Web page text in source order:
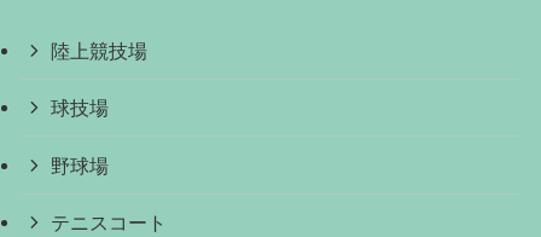
陸上競技場
球技場
野球場
テニスコート